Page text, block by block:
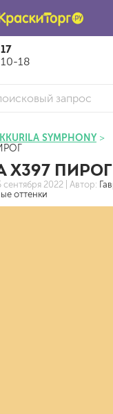
18
SYMPHONY
X397 ПИРОГ
сентября 2022 | Автор:
оттенки